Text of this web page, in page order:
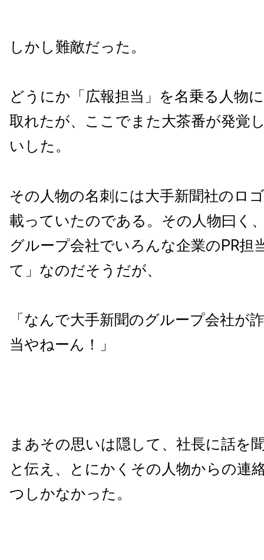
しかし難敵だった。
どうにか「広報担当」を名乗る人物
取れたが、ここでまた大茶番が発覚
いした。
その人物の名刺には大手新聞社のロ
載っていたのである。その人物曰く
グループ会社でいろんな企業のPR担
て」なのだそうだが、
「なんで大手新聞のグループ会社が
当やねーん！」
まあその思いは隠して、社長に話を
と伝え、とにかくその人物からの連
つしかなかった。